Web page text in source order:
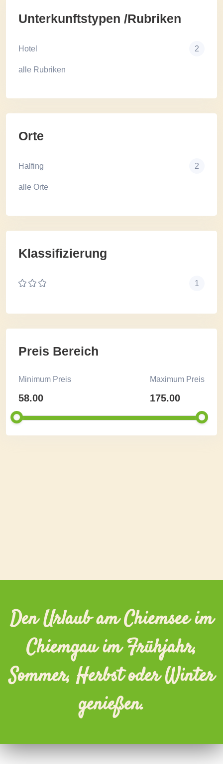
Unterkunftstypen /Rubriken
Hotel 2
alle Rubriken
Orte
Halfing 2
alle Orte
Klassifizierung
1
Preis Bereich
Minimum Preis
58.00
Maximum Preis
175.00
Den Urlaub am Chiemsee im
Chiemgau im Frühjahr,
Sommer, Herbst oder Winter
genießen.